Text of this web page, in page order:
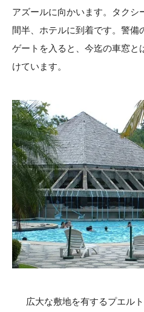
アズールに向かいます。タクシ
間半、ホテルに到着です。警備
ゲートを入ると、今迄の車窓と
けています。
広大な敷地を有するプエルト